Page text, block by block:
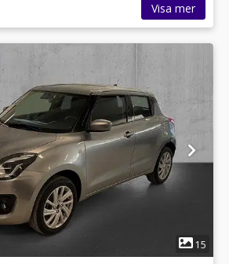
Visa mer
1
15